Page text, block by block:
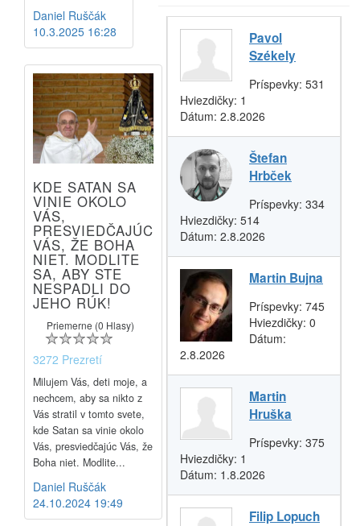
Daniel Ruščák
10.3.2025 16:28
KDE SATAN SA
VINIE OKOLO
VÁS,
PRESVIEDČAJÚC
VÁS, ŽE BOHA
NIET. MODLITE
SA, ABY STE
NESPADLI DO
JEHO RÚK!
Priemerne (0 Hlasy)
3272 Prezretí
Milujem Vás, deti moje, a
nechcem, aby sa nikto z
Vás stratil v tomto svete,
kde Satan sa vinie okolo
Vás, presviedčajúc Vás, že
Boha niet. Modlite...
Daniel Ruščák
24.10.2024 19:49
Pavol
Székely
Príspevky: 531
Hviezdičky: 1
Dátum: 2.8.2026
Štefan
Hrbček
Príspevky: 334
Hviezdičky: 514
Dátum: 2.8.2026
Martin Bujna
Príspevky: 745
Hviezdičky: 0
Dátum:
2.8.2026
Martin
Hruška
Príspevky: 375
Hviezdičky: 1
Dátum: 1.8.2026
Filip Lopuch